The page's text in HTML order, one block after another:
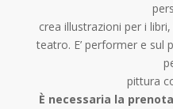
crea illustrazioni per i
teatro. E’ performer e sul
pittura
È necessaria la